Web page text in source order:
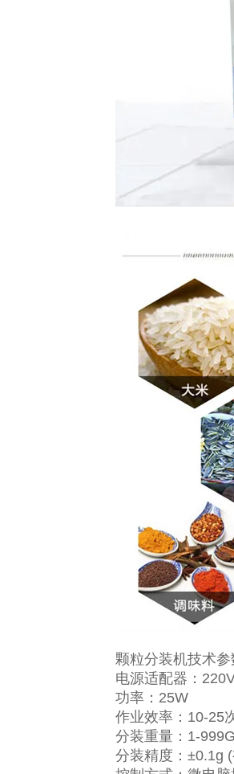
颗粒分装机技术参
电源适配器：
功率：25W
作业效率：10-25
分装重量：1-
分装精度：±0.1g